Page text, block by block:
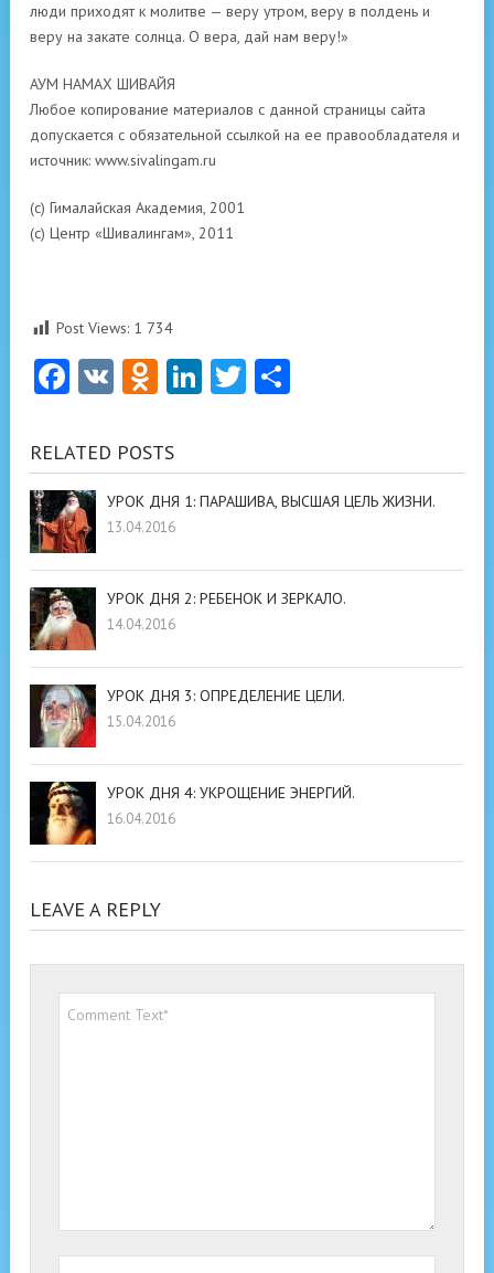
люди приходят к молитве — веру утром, веру в полдень и
веру на закате солнца. О вера, дай нам веру!»
АУМ НАМАХ ШИВАЙЯ
Любое копирование материалов с данной страницы сайта
допускается с обязательной ссылкой на ее правообладателя и
источник: www.sivalingam.ru
(с) Гималайская Академия, 2001
(с) Центр «Шивалингам», 2011
Post Views: 1 734
Facebook
VK Odnoklassniki
LinkedIn
Twitter
RELATED POSTS
УРОК ДНЯ 1: ПАРАШИВА, ВЫСШАЯ ЦЕЛЬ ЖИЗНИ.
13.04.2016
УРОК ДНЯ 2: РЕБЕНОК И ЗЕРКАЛО.
14.04.2016
УРОК ДНЯ 3: ОПРЕДЕЛЕНИЕ ЦЕЛИ.
15.04.2016
УРОК ДНЯ 4: УКРОЩЕНИЕ ЭНЕРГИЙ.
16.04.2016
LEAVE A REPLY